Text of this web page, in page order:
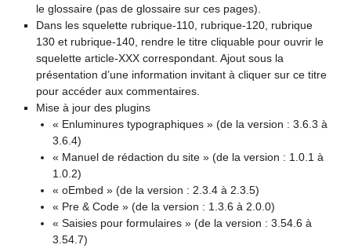
le glossaire (pas de glossaire sur ces pages).
Dans les squelette rubrique-110, rubrique-120, rubrique
130 et rubrique-140, rendre le titre cliquable pour ouvrir le
squelette article-XXX correspondant. Ajout sous la
présentation d’une information invitant à cliquer sur ce titre
pour accéder aux commentaires.
Mise à jour des plugins
« Enluminures typographiques » (de la version : 3.6.3 à
3.6.4)
« Manuel de rédaction du site » (de la version : 1.0.1 à
1.0.2)
« oEmbed » (de la version : 2.3.4 à 2.3.5)
« Pre & Code » (de la version : 1.3.6 à 2.0.0)
« Saisies pour formulaires » (de la version : 3.54.6 à
3.54.7)